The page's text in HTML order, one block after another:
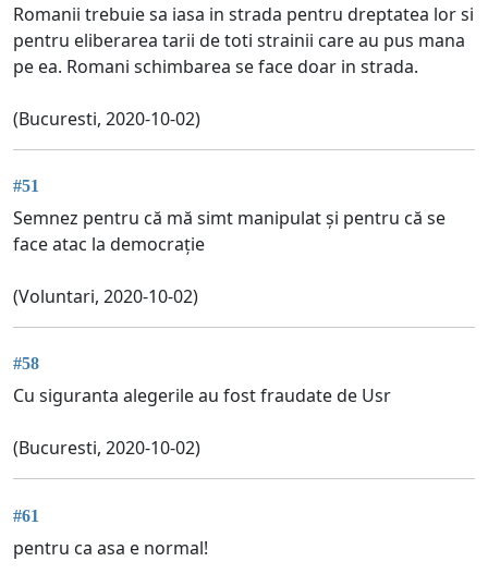
Romanii trebuie sa iasa in strada pentru dreptatea lor si
pentru eliberarea tarii de toti strainii care au pus mana
pe ea. Romani schimbarea se face doar in strada.
(Bucuresti, 2020-10-02)
#51
Semnez pentru că mă simt manipulat și pentru că se
face atac la democrație
(Voluntari, 2020-10-02)
#58
Cu siguranta alegerile au fost fraudate de Usr
(Bucuresti, 2020-10-02)
#61
pentru ca asa e normal!